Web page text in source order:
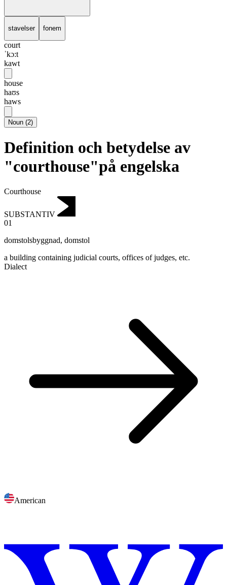
stavelser fonem
court
ˈkɔ:t
kawt
house
haʊs
haws
Noun (2)
Definition och betydelse av
"courthouse"på engelska
Courthouse
SUBSTANTIV
01
domstolsbyggnad, domstol
a building containing judicial courts, offices of judges, etc.
Dialect
American